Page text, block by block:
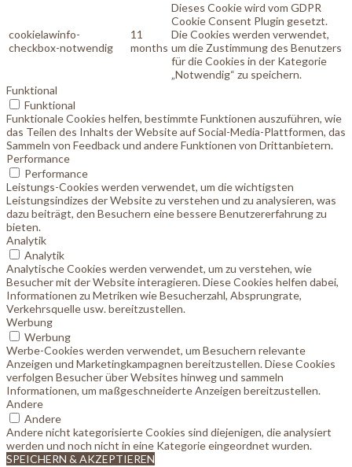
cookielawinfo-
checkbox-notwendig
11
months
Dieses Cookie wird vom GDPR
Cookie Consent Plugin gesetzt.
Die Cookies werden verwendet,
um die Zustimmung des Benutzers
für die Cookies in der Kategorie
„Notwendig“ zu speichern.
Funktional
Funktional
Funktionale Cookies helfen, bestimmte Funktionen auszuführen, wie
das Teilen des Inhalts der Website auf Social-Media-Plattformen, das
Sammeln von Feedback und andere Funktionen von Drittanbietern.
Performance
Performance
Leistungs-Cookies werden verwendet, um die wichtigsten
Leistungsindizes der Website zu verstehen und zu analysieren, was
dazu beiträgt, den Besuchern eine bessere Benutzererfahrung zu
bieten.
Analytik
Analytik
Analytische Cookies werden verwendet, um zu verstehen, wie
Besucher mit der Website interagieren. Diese Cookies helfen dabei,
Informationen zu Metriken wie Besucherzahl, Absprungrate,
Verkehrsquelle usw. bereitzustellen.
Werbung
Werbung
Werbe-Cookies werden verwendet, um Besuchern relevante
Anzeigen und Marketingkampagnen bereitzustellen. Diese Cookies
verfolgen Besucher über Websites hinweg und sammeln
Informationen, um maßgeschneiderte Anzeigen bereitzustellen.
Andere
Andere
Andere nicht kategorisierte Cookies sind diejenigen, die analysiert
werden und noch nicht in eine Kategorie eingeordnet wurden.
SPEICHERN & AKZEPTIEREN